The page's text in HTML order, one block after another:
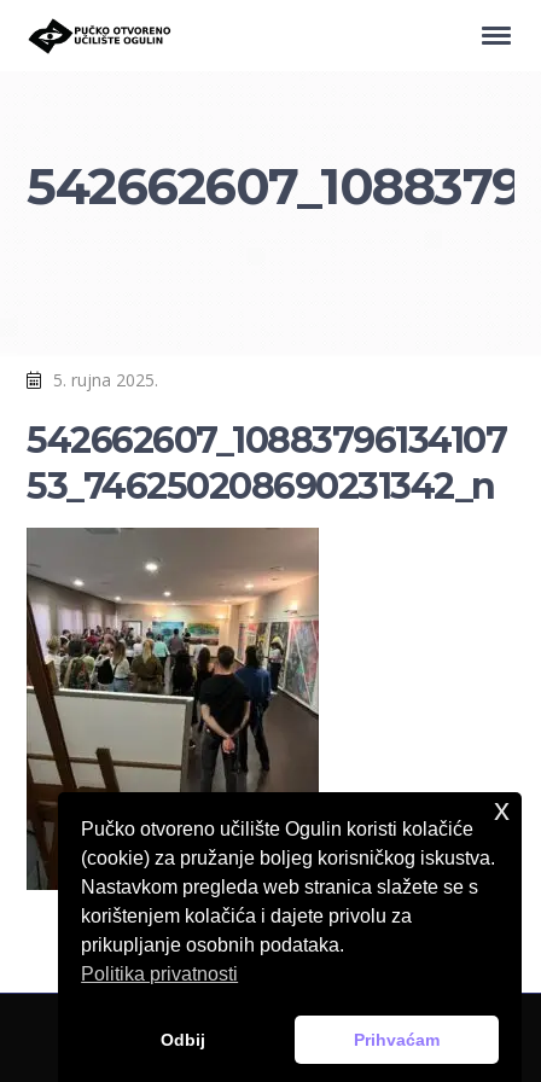
5. rujna 2025.
542662607_10883796134107
53_746250208690231342_n
© Pučko otvoreno učilište Ogulin, 2026.
Pučko otvoreno učilište Ogulin koristi kolačiće
(cookie) za pružanje boljeg korisničkog iskustva.
Nastavkom pregleda web stranica slažete se s
korištenjem kolačića i dajete privolu za
prikupljanje osobnih podataka.
Politika privatnosti
Odbij Prihvaćam
x